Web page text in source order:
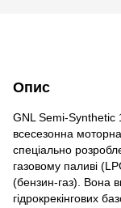
Опис
GNL Semi-Synthetic
всесезонна
спеціально
газовому паливі
(бензин-газ). Вона
гідрокрекінгових